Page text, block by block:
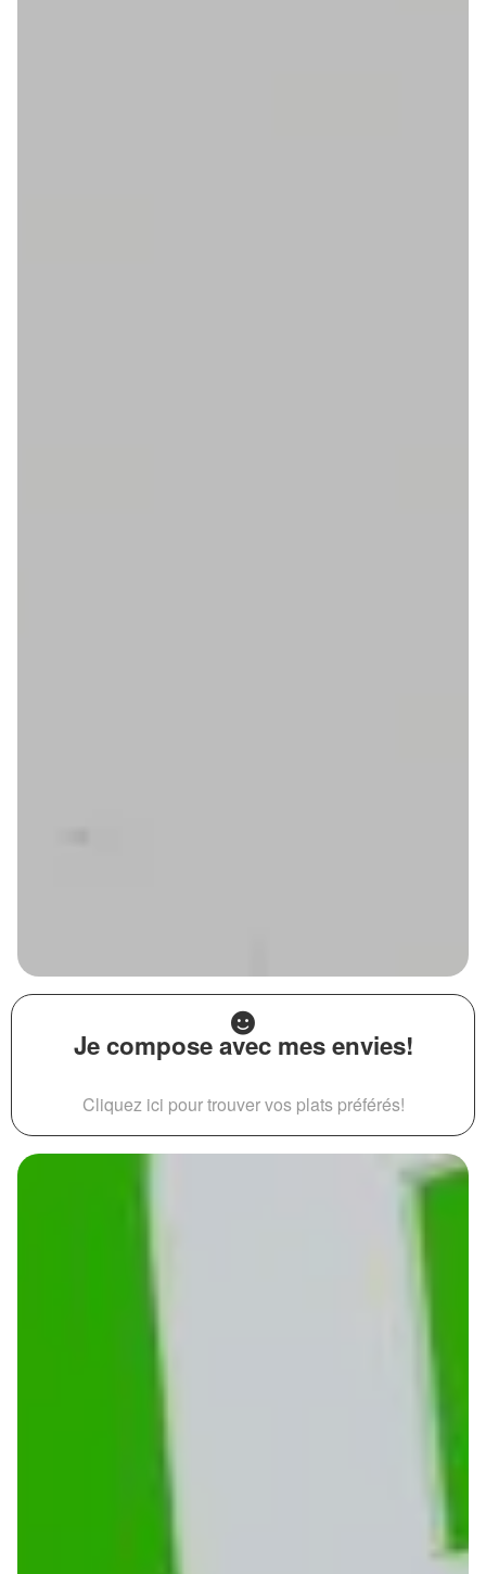
Je compose avec mes envies!
Cliquez ici pour trouver vos plats préférés!